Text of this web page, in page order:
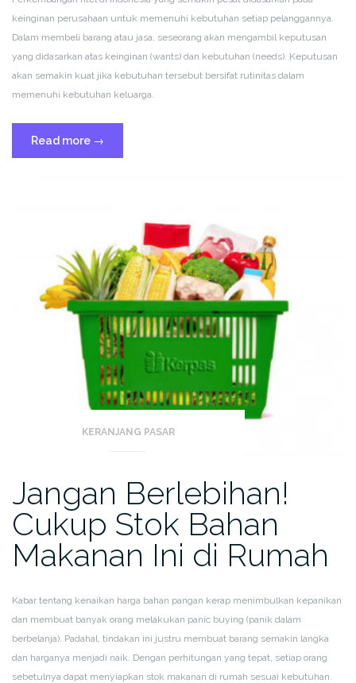
keinginan perusahaan untuk memenuhi kebutuhan setiap pelanggannya.
Dalam membeli barang atau jasa, seseorang akan mengambil keputusan
yang didasarkan atas keinginan (wants) dan kebutuhan (needs). Keputusan
akan semakin kuat jika kebutuhan tersebut bersifat rutinitas dalam
memenuhi kebutuhan keluarga.
Read more “Apa
itu
Produknya”
→
KERANJANG PASAR
Jangan Berlebihan!
Cukup Stok Bahan
Makanan Ini di Rumah
Kabar tentang kenaikan harga bahan pangan kerap menimbulkan kepanikan
dan membuat banyak orang melakukan panic buying (panik dalam
berbelanja). Padahal, tindakan ini justru membuat barang semakin langka
dan harganya menjadi naik. Dengan perhitungan yang tepat, setiap orang
sebetulnya dapat menyiapkan stok makanan di rumah sesuai kebutuhan.